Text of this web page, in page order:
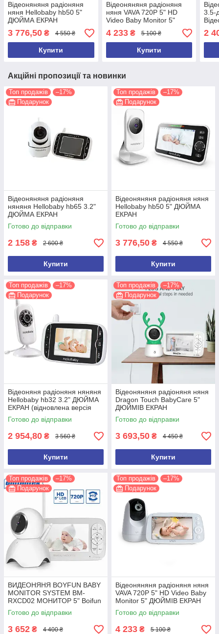
Відеоняняня радіоняня
няня Hellobaby hb50 5"
ДЮЙМА ЕКРАН
3 776,50 ₴ 4 550 ₴
Купити
Відеоняняня радіоняня
няня VAVA 720P 5" HD
Video Baby Monitor 5"
ДЮЙМІВ ЕКРАН
4 233₴ 5 100 ₴
Купити
3.5-
2
Акційні пропозиції та новинки
Топ продажів
–17%
Подарунок
Відеоняняня радіоняня
няняня Hellobaby hb65 3.2"
ДЮЙМА ЕКРАН
Готово до відправки
2 158 ₴ 2 600 ₴
Купити
Топ продажів
–17%
Подарунок
Відеоняняня радіоняня няня
Hellobaby hb50 5" ДЮЙМА
ЕКРАН
Готово до відправки
3 776,50 ₴ 4 550 ₴
Купити
Топ продажів
–17%
Подарунок
Відеоняня радіоняня няняня
Hellobaby hb32 3.2" ДЮЙМА
ЕКРАН (відновлена версія
2026 року)
Готово до відправки
2 954,80 ₴ 3 560 ₴
Купити
Топ продажів
–17%
Подарунок
Відеоняняня радіоняня няня
Dragon Touch BabyCare 5"
ДЮЙМІВ ЕКРАН
Готово до відправки
3 693,50 ₴ 4 450 ₴
Купити
Топ продажів
–17%
Подарунок
ВИДЕОНЯНЯ BOYFUN BABY
MONITOR SYSTEM BM-
RXCD02 МОНИТОР 5" Boifun
Готово до відправки
3 652 ₴ 4 400 ₴
Топ продажів
–17%
Подарунок
Відеоняняня радіоняня няня
VAVA 720P 5" HD Video Baby
Monitor 5" ДЮЙМІВ ЕКРАН
Готово до відправки
4 233 ₴ 5 100 ₴